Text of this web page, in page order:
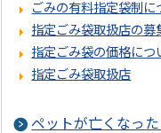
ごみの有料指定袋制に
指定ごみ袋取扱店の募
指定ごみ袋の価格につ
指定ごみ袋取扱店
ペットが亡くなっ